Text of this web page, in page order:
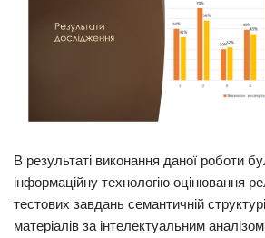
В результаті виконання даної роботи
інформаційну технологію оцінювання
тестових завдань семантичній
матеріалів за інтелектуальним